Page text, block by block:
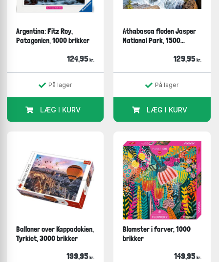
Argentina: Fitz Roy,
Patagonien, 1000 brikker
124,95 kr.
På lager
LÆG I KURV
Athabasca floden Jasper
National Park, 1500...
129,95 kr.
På lager
LÆG I KURV
Balloner over Kappadokien,
Tyrkiet, 3000 brikker
199,95 kr.
Blomster i farver, 1000
brikker
149,95 kr.